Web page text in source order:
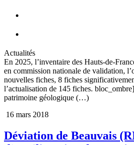
Actualités
En 2025, l’inventaire des Hauts-de-
en commission nationale de validation,
nouvelles fiches, 8 fiches
l’actualisation de 145 fiches.
patrimoine géologique (…)
16 mars 2018
Déviation de Beauvais